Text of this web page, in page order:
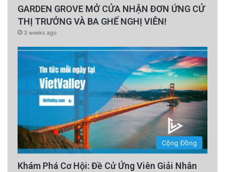
GARDEN GROVE MỞ CỬA NHẬN ĐƠN ỨNG CỬ
THỊ TRƯỞNG VÀ BA GHẾ NGHỊ VIÊN!
3 weeks ago
Cộng Đồng
Khám Phá Cơ Hội: Đề Cử Ứng Viên Giải Nhân